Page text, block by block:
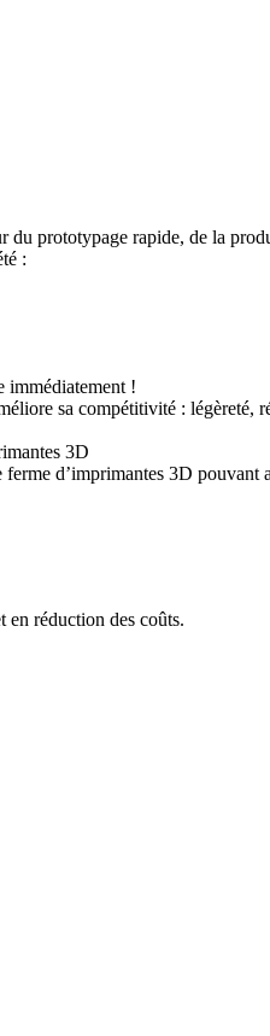
prototypage rapide, de la
:
immédiatement !
sa compétitivité : légèreté,
3D
d’imprimantes 3D pouvant
en réduction des coûts.